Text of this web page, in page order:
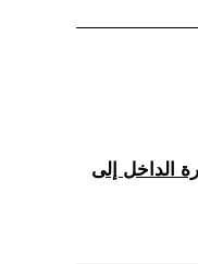
الداخل إلى